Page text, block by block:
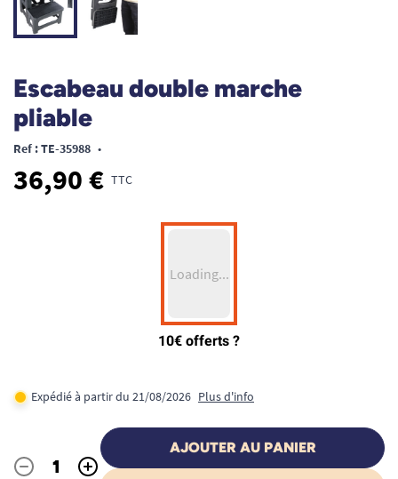
Escabeau double marche
pliable
Ref : TE-35988 •
36,90 € TTC
Expédié à partir du 21/08/2026 Plus d'info
- +
AJOUTER AU PANIER